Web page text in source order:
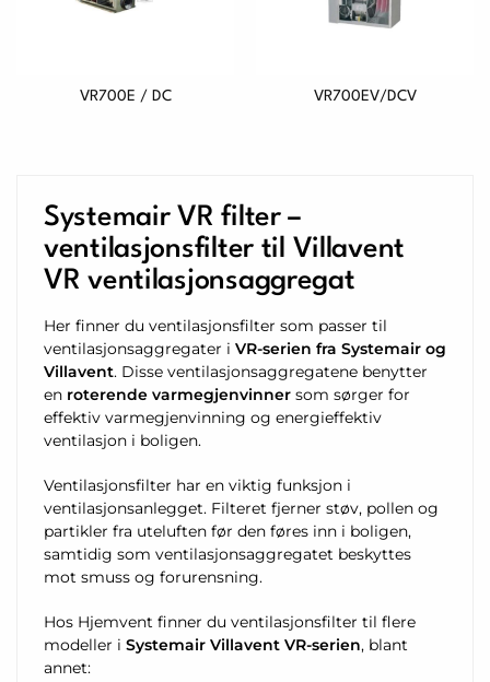
VR700E / DC VR700EV/DCV
Systemair VR filter –
ventilasjonsfilter til Villavent
VR ventilasjonsaggregat
Her finner du ventilasjonsfilter som passer til
ventilasjonsaggregater i VR-serien fra Systemair og
Villavent. Disse ventilasjonsaggregatene benytter
en roterende varmegjenvinner som sørger for
effektiv varmegjenvinning og energieffektiv
ventilasjon i boligen.
Ventilasjonsfilter har en viktig funksjon i
ventilasjonsanlegget. Filteret fjerner støv, pollen og
partikler fra uteluften før den føres inn i boligen,
samtidig som ventilasjonsaggregatet beskyttes
mot smuss og forurensning.
Hos Hjemvent finner du ventilasjonsfilter til flere
modeller i Systemair Villavent VR-serien, blant
annet: